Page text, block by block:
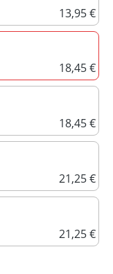
13,95 €
18,45 €
18,45 €
21,25 €
21,25 €